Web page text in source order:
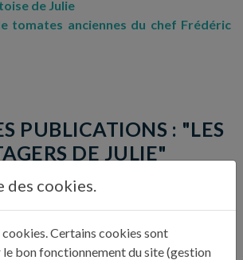
de Julie
tomates anciennes du chef Frédéric
PUBLICATIONS : "LES
DE JULIE"
cookies.
Certains cookies sont
bon fonctionnement du site (gestion